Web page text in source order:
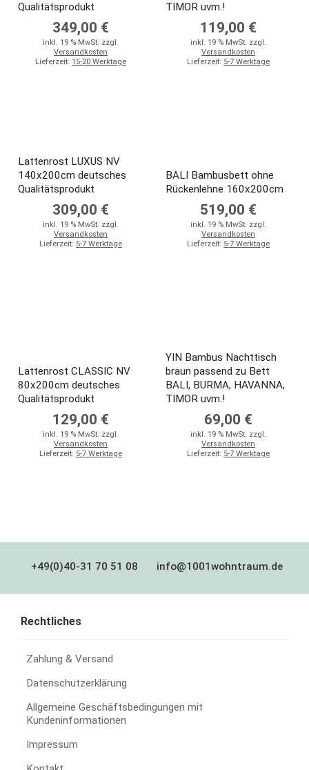
Qualitätsprodukt
349,00 €
inkl. 19 % MwSt. zzgl.
Versandkosten
Lieferzeit: 15-20 Werktage
TIMOR uvm.!
119,00 €
inkl. 19 % MwSt. zzgl.
Versandkosten
Lieferzeit: 5-7 Werktage
Lattenrost LUXUS NV
140x200cm deutsches
Qualitätsprodukt
309,00 €
inkl. 19 % MwSt. zzgl.
Versandkosten
Lieferzeit: 5-7 Werktage
BALI Bambusbett ohne
Rückenlehne 160x200cm
519,00 €
inkl. 19 % MwSt. zzgl.
Versandkosten
Lieferzeit: 5-7 Werktage
Lattenrost CLASSIC NV
80x200cm deutsches
Qualitätsprodukt
129,00 €
inkl. 19 % MwSt. zzgl.
Versandkosten
Lieferzeit: 5-7 Werktage
YIN Bambus Nachttisch
braun passend zu Bett
BALI, BURMA, HAVANNA,
TIMOR uvm.!
69,00 €
inkl. 19 % MwSt. zzgl.
Versandkosten
Lieferzeit: 5-7 Werktage
+49(0)40-31 70 51 08 info@1001wohntraum.de
Rechtliches
Zahlung & Versand
Datenschutzerklärung
Allgemeine Geschäftsbedingungen mit
Kundeninformationen
Impressum